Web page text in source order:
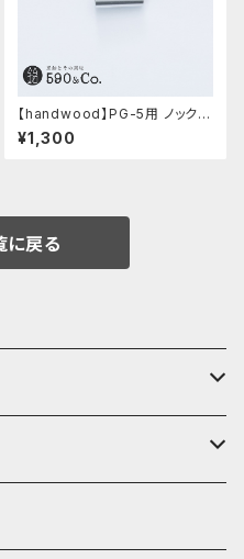
【handwood】PG-5用 ノック部
カバー (超超ジュラルミン)
¥1,300
に戻る